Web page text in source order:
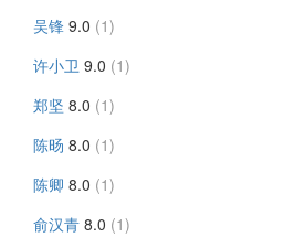
吴锋 9.0 (1)
许小卫 9.0 (1)
郑坚 8.0 (1)
陈旸 8.0 (1)
陈卿 8.0 (1)
俞汉青 8.0 (1)